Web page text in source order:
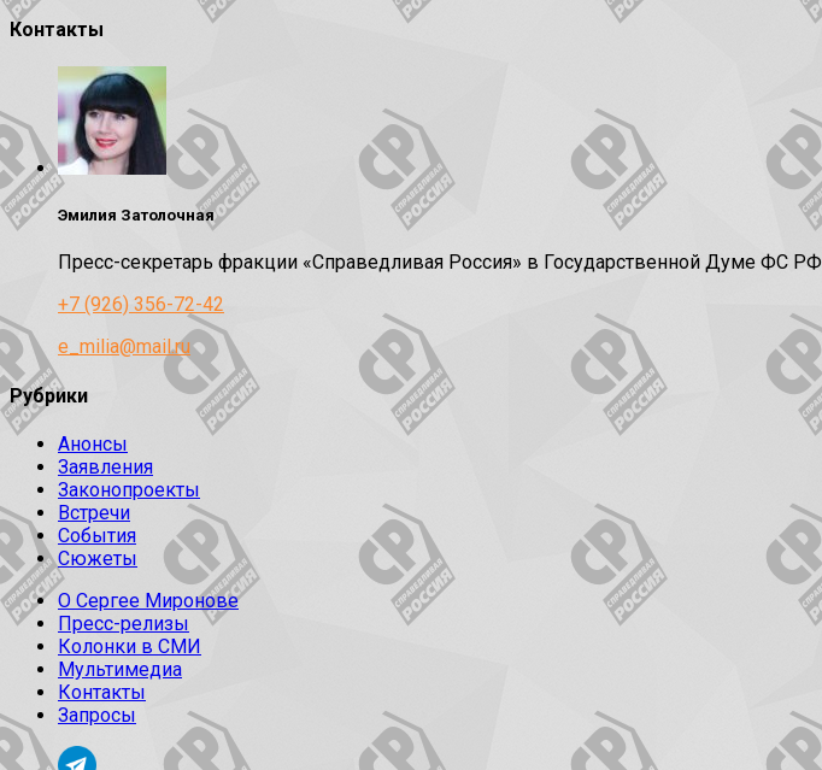
Контакты
Эмилия Затолочная
Пресс-секретарь фракции «Справедливая Россия» в Государственной Думе ФС РФ
+7 (926) 356-72-42
e_milia@mail.ru
Рубрики
Анонсы
Заявления
Законопроекты
Встречи
События
Сюжеты
О Сергее Миронове
Пресс-релизы
Колонки в СМИ
Мультимедиа
Контакты
Запросы